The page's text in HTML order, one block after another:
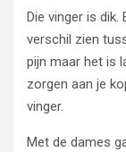
Die vinger is dik.
verschil zien
pijn maar het is
zorgen aan je
vinger.
Met de dames